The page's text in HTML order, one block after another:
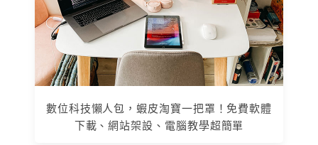
數位科技懶人包，蝦皮淘寶一把罩！免費軟體
下載、網站架設、電腦教學超簡單